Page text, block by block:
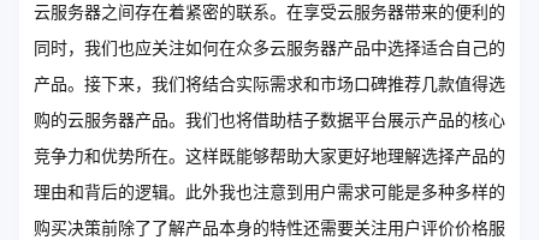
云服务器之间存在着紧密的联系。在享受云服务器带来的便利的
同时，我们也应关注如何在众多云服务器产品中选择适合自己的
产品。接下来，我们将结合实际需求和市场口碑推荐几款值得选
购的云服务器产品。我们也将借助桔子数据平台展示产品的核心
竞争力和优势所在。这样既能够帮助大家更好地理解选择产品的
理由和背后的逻辑。此外我也注意到用户需求可能是多种多样的
购买决策前除了了解产品本身的特性还需要关注用户评价价格服